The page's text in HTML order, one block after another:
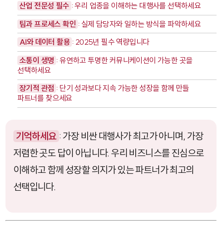
산업 전문성 필수 : 우리 업종을 이해하는 대행사를 선택하세요
팀과 프로세스 확인 : 실제 담당자와 일하는 방식을 파악하세요
AI와 데이터 활용 : 2025년 필수 역량입니다
소통이 생명 : 유연하고 투명한 커뮤니케이션이 가능한 곳을
선택하세요
장기적 관점 : 단기 성과보다 지속 가능한 성장을 함께 만들
파트너를 찾으세요
기억하세요 : 가장 비싼 대행사가 최고가 아니며, 가장
저렴한 곳도 답이 아닙니다. 우리 비즈니스를 진심으로
이해하고 함께 성장할 의지가 있는 파트너가 최고의
선택입니다.